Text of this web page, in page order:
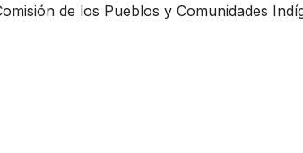
de los Pueblos y Comunidades